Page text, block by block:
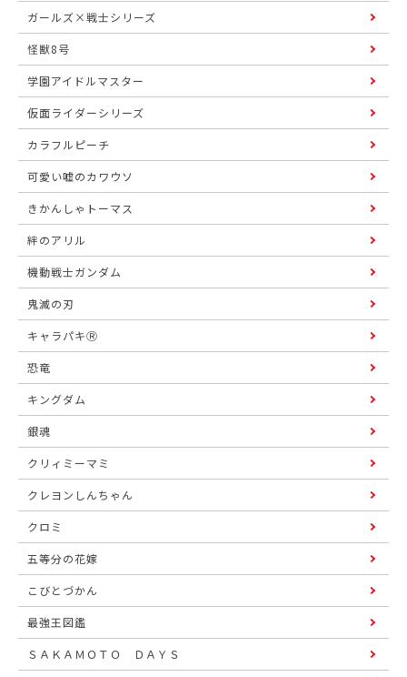
ガールズ×戦士シリーズ
怪獣8号
学園アイドルマスター
仮面ライダーシリーズ
カラフルピーチ
可愛い嘘のカワウソ
きかんしゃトーマス
絆のアリル
機動戦士ガンダム
鬼滅の刃
キャラパキⓇ
恐竜
キングダム
銀魂
クリィミーマミ
クレヨンしんちゃん
クロミ
五等分の花嫁
こびとづかん
最強王図鑑
ＳＡＫＡＭＯＴＯ ＤＡＹＳ